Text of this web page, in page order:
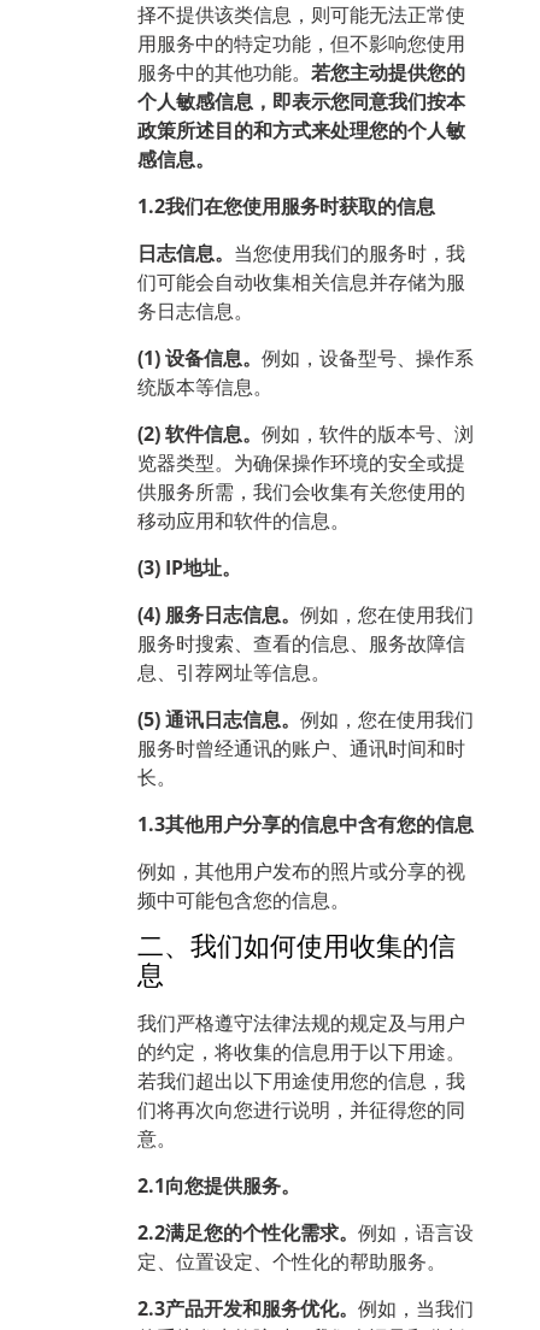
择不提供该类信息，则可能无法正常使
用服务中的特定功能，但不影响您使用
服务中的其他功能。 若您主动提供您的
个人敏感信息，即表示您同意我们按本
政策所述目的和方式来处理您的个人敏
感信息。
1.2我们在您使用服务时获取的信息
日志信息。 当您使用我们的服务时，我
们可能会自动收集相关信息并存储为服
务日志信息。
(1) 设备信息。 例如，设备型号、操作系
统版本等信息。
(2) 软件信息。 例如，软件的版本号、浏
览器类型。为确保操作环境的安全或提
供服务所需，我们会收集有关您使用的
移动应用和软件的信息。
(3) IP地址。
(4) 服务日志信息。 例如，您在使用我们
服务时搜索、查看的信息、服务故障信
息、引荐网址等信息。
(5) 通讯日志信息。 例如，您在使用我们
服务时曾经通讯的账户、通讯时间和时
长。
1.3其他用户分享的信息中含有您的信息
例如，其他用户发布的照片或分享的视
频中可能包含您的信息。
二、我们如何使用收集的信
息
我们严格遵守法律法规的规定及与用户
的约定，将收集的信息用于以下用途。
若我们超出以下用途使用您的信息，我
们将再次向您进行说明，并征得您的同
意。
2.1向您提供服务。
2.2满足您的个性化需求。 例如，语言设
定、位置设定、个性化的帮助服务。
2.3产品开发和服务优化。 例如，当我们